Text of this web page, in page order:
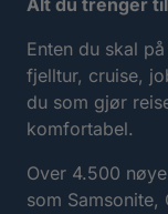
Alt du trenger
Enten du skal
fjelltur, cruise,
du som gjør
komfortabel.
Over 4.500
som Samsonite,